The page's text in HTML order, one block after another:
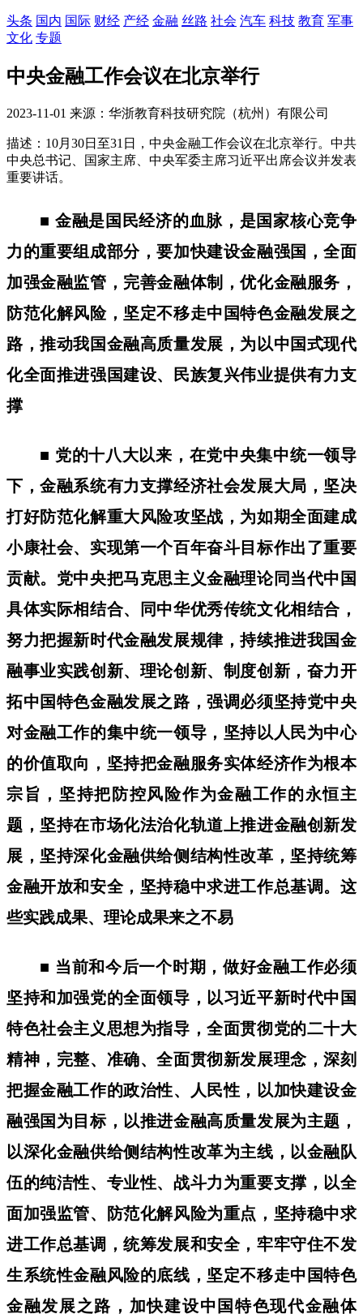
头条 国内 国际 财经 产经 金融 丝路 社会 汽车 科技 教育 军事
文化 专题
中央金融工作会议在北京举行
2023-11-01 来源：华浙教育科技研究院（杭州）有限公司
描述：10月30日至31日，中央金融工作会议在北京举行。中共
中央总书记、国家主席、中央军委主席习近平出席会议并发表
重要讲话。
■ 金融是国民经济的血脉，是国家核心竞争
力的重要组成部分，要加快建设金融强国，全面
加强金融监管，完善金融体制，优化金融服务，
防范化解风险，坚定不移走中国特色金融发展之
路，推动我国金融高质量发展，为以中国式现代
化全面推进强国建设、民族复兴伟业提供有力支
撑
■ 党的十八大以来，在党中央集中统一领导
下，金融系统有力支撑经济社会发展大局，坚决
打好防范化解重大风险攻坚战，为如期全面建成
小康社会、实现第一个百年奋斗目标作出了重要
贡献。党中央把马克思主义金融理论同当代中国
具体实际相结合、同中华优秀传统文化相结合，
努力把握新时代金融发展规律，持续推进我国金
融事业实践创新、理论创新、制度创新，奋力开
拓中国特色金融发展之路，强调必须坚持党中央
对金融工作的集中统一领导，坚持以人民为中心
的价值取向，坚持把金融服务实体经济作为根本
宗旨，坚持把防控风险作为金融工作的永恒主
题，坚持在市场化法治化轨道上推进金融创新发
展，坚持深化金融供给侧结构性改革，坚持统筹
金融开放和安全，坚持稳中求进工作总基调。这
些实践成果、理论成果来之不易
■ 当前和今后一个时期，做好金融工作必须
坚持和加强党的全面领导，以习近平新时代中国
特色社会主义思想为指导，全面贯彻党的二十大
精神，完整、准确、全面贯彻新发展理念，深刻
把握金融工作的政治性、人民性，以加快建设金
融强国为目标，以推进金融高质量发展为主题，
以深化金融供给侧结构性改革为主线，以金融队
伍的纯洁性、专业性、战斗力为重要支撑，以全
面加强监管、防范化解风险为重点，坚持稳中求
进工作总基调，统筹发展和安全，牢牢守住不发
生系统性金融风险的底线，坚定不移走中国特色
金融发展之路，加快建设中国特色现代金融体